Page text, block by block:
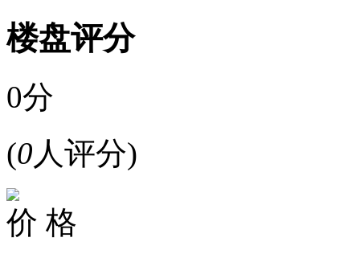
楼盘评分
0分
(0 人评分)
价 格